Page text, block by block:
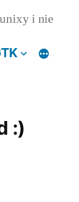
i nie
:)